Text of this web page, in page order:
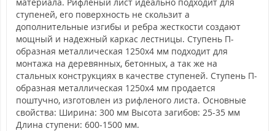
ступеней, его поверхность не скользит а
дополнительные изгибы и ребра жесткости создают
мощный и надежный каркас лестницы. Ступень П-
образная металлическая 1250x4 мм подходит для
монтажа на деревянных, бетонных, а так же на
стальных конструкциях в качестве ступеней. Ступень П-
образная металлическая 1250x4 мм продается
поштучно, изготовлен из рифленого листа. Основные
свойства: Ширина: 300 мм Высота загибов: 25-35 мм
Длина ступени: 600-1500 мм.